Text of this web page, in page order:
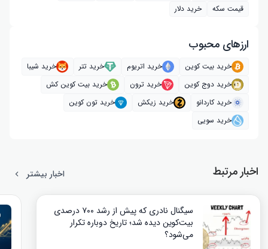
قیمت سکه
خرید دلار
ارز‌های محبوب
خرید بیت کوین خرید اتریوم خرید تتر
خرید شیبا
خرید دوج کوین
خرید ترون
خرید بیت کوین کش
خرید کاردانو
خرید زیکش
خرید تون کوین
خرید سویی
اخبار مرتبط اخبار بیشتر
سیگنال نادری که پیش از رشد ۷۰۰ درصدی
بیت‌کوین دیده شد؛ تاریخ دوباره تکرار
می‌شود؟